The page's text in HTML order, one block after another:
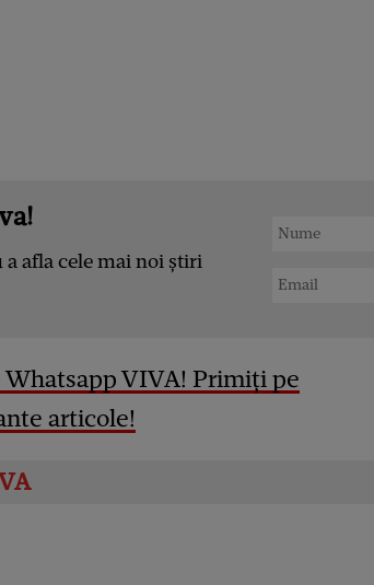
a afla cele mai noi știri
VIVA! Primiți pe
articole!